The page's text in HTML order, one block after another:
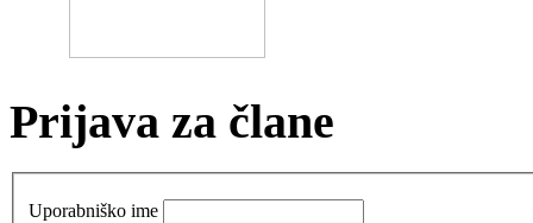
Prijava za člane
Uporabniško ime